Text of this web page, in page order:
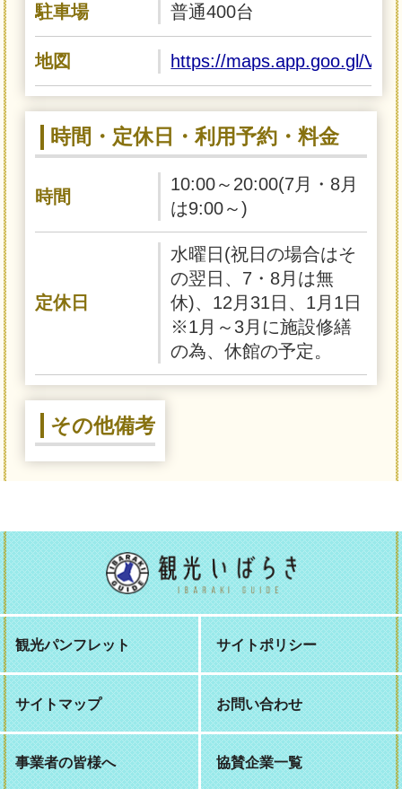
駐車場 普通400台
地図 https://maps.app.goo.gl/
時間・定休日・利用予約・料金
時間
10:00～20:00(7月・8月
は9:00～)
定休日
水曜日(祝日の場合はそ
の翌日、7・8月は無
休)、12月31日、1月1日
※1月～3月に施設修繕
の為、休館の予定。
その他備考
観光パンフレット サイトポリシー
サイトマップ お問い合わせ
事業者の皆様へ 協賛企業一覧